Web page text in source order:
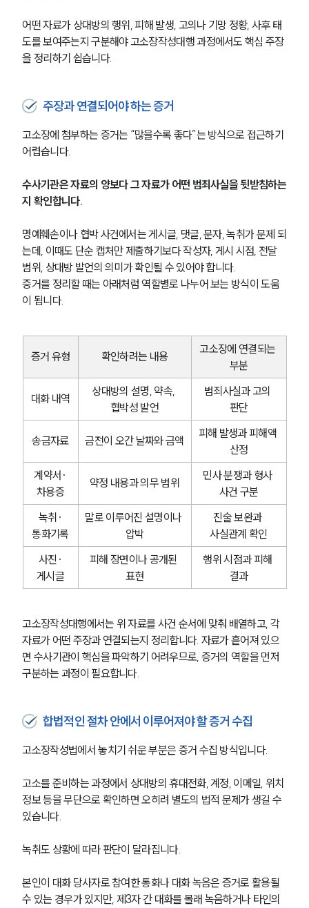
어떤 자료가 상대방의 행위, 피해 발생, 고의나 기망 정황, 사후 태
도를 보여주는지 구분해야 고소장작성대행 과정에서도 핵심 주장
을 정리하기 쉽습니다.
주장과 연결되어야 하는 증거
고소장에 첨부하는 증거는 “많을수록 좋다”는 방식으로 접근하기
어렵습니다.
수사기관은 자료의 양보다 그 자료가 어떤 범죄사실을 뒷받침하는
지 확인합니다.
명예훼손이나 협박 사건에서는 게시글, 댓글, 문자, 녹취가 문제 되
는데, 이때도 단순 캡처만 제출하기보다 작성자, 게시 시점, 전달
범위, 상대방 발언의 의미가 확인될 수 있어야 합니다.
증거를 정리할 때는 아래처럼 역할별로 나누어 보는 방식이 도움
이 됩니다.
증거 유형 확인하려는 내용
고소장에 연결되는
부분
대화 내역
상대방의 설명, 약속,
협박성 발언
범죄사실과 고의
판단
송금자료 금전이 오간 날짜와 금액
피해 발생과 피해액
산정
계약서·
차용증
약정 내용과 의무 범위
민사 분쟁과 형사
사건 구분
녹취·
통화기록
말로 이루어진 설명이나
압박
진술 보완과
사실관계 확인
사진·
게시글
피해 장면이나 공개된
표현
행위 시점과 피해
결과
고소장작성대행에서는 위 자료를 사건 순서에 맞춰 배열하고, 각
자료가 어떤 주장과 연결되는지 정리합니다. 자료가 흩어져 있으
면 수사기관이 핵심을 파악하기 어려우므로, 증거의 역할을 먼저
구분하는 과정이 필요합니다.
합법적인 절차 안에서 이루어져야 할 증거 수집
고소장작성법에서 놓치기 쉬운 부분은 증거 수집 방식입니다.
고소를 준비하는 과정에서 상대방의 휴대전화, 계정, 이메일, 위치
정보 등을 무단으로 확인하면 오히려 별도의 법적 문제가 생길 수
있습니다.
녹취도 상황에 따라 판단이 달라집니다.
본인이 대화 당사자로 참여한 통화나 대화 녹음은 증거로 활용될
수 있는 경우가 있지만, 제3자 간 대화를 몰래 녹음하거나 타인의